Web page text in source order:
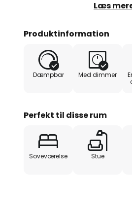
ydre kan
Læs
Produktinformation
Dæmpbar Med dimmer
Perfekt til disse rum
Soveværelse Stue